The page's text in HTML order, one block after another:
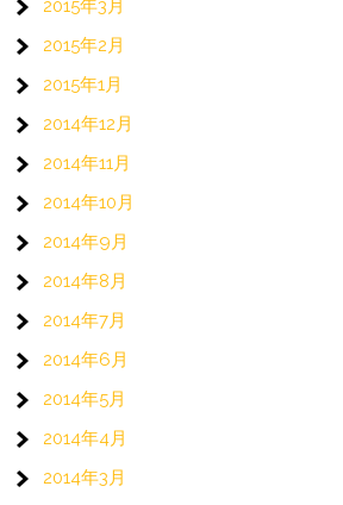
2015年3月
2015年2月
2015年1月
2014年12月
2014年11月
2014年10月
2014年9月
2014年8月
2014年7月
2014年6月
2014年5月
2014年4月
2014年3月